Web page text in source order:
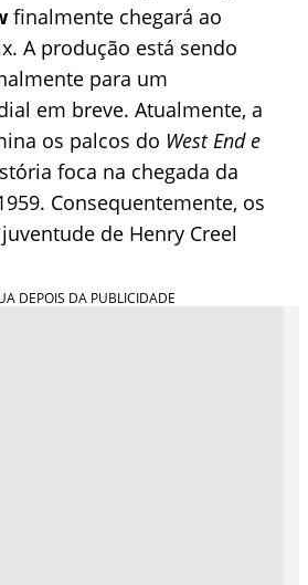
finalmente chegará ao
A produção está sendo
para um
em breve. Atualmente, a
os palcos do West End e
foca na chegada da
Consequentemente, os
de Henry Creel